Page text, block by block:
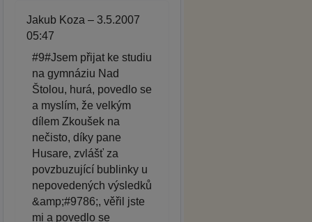
Jakub Koza – 3.5.2007
05:47
#9#Jsem přijat ke studiu
na gymnáziu Nad
Štolou, hurá, povedlo se
a myslím, že velkým
dílem Zkoušek na
nečisto, díky pane
Husare, zvlášť za
povzbuzující bublinky u
nepovedených výsledků
&amp;#9786;, věřil jste
mi a povedlo se